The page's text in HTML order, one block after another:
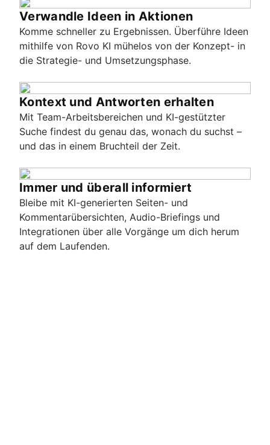
Verwandle Ideen in Aktionen
Komme schneller zu Ergebnissen. Überführe Ideen
mithilfe von Rovo KI mühelos von der Konzept- in
die Strategie- und Umsetzungsphase.
Kontext und Antworten erhalten
Mit Team-Arbeitsbereichen und KI-gestützter
Suche findest du genau das, wonach du suchst –
und das in einem Bruchteil der Zeit.
Immer und überall informiert
Bleibe mit KI-generierten Seiten- und
Kommentarübersichten, Audio-Briefings und
Integrationen über alle Vorgänge um dich herum
auf dem Laufenden.